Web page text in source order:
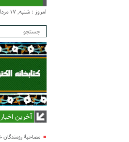
امروز : شنبه, ۱۷ مرداد , ۱۴۰۵
آخرین اخبار